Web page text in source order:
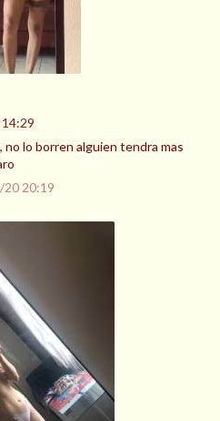
no lo borren alguien tendra mas
20 20:19